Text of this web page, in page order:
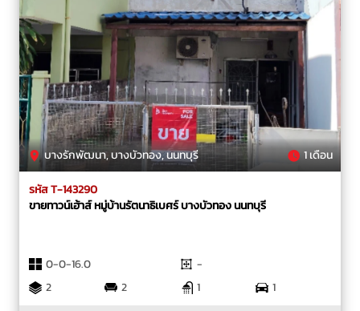
บางรักพัฒนา, บางบัวทอง, นนทบุรี 1 เดือน
รหัส T-143290
ขายทาวน์เฮ้าส์ หมู่บ้านรัตนาธิเบศร์ บางบัวทอง นนทบุรี
0-0-16.0
-
2
2 1
1